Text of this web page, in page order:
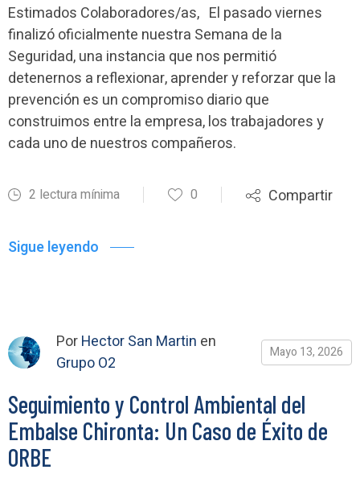
Estimados Colaboradores/as, El pasado viernes
finalizó oficialmente nuestra Semana de la
Seguridad, una instancia que nos permitió
detenernos a reflexionar, aprender y reforzar que la
prevención es un compromiso diario que
construimos entre la empresa, los trabajadores y
cada uno de nuestros compañeros.
2 lectura mínima 0 Compartir
Sigue leyendo
PorHector San Martin en
Grupo O2
Mayo 13, 2026
Seguimiento y Control Ambiental del
Embalse Chironta: Un Caso de Éxito de
ORBE